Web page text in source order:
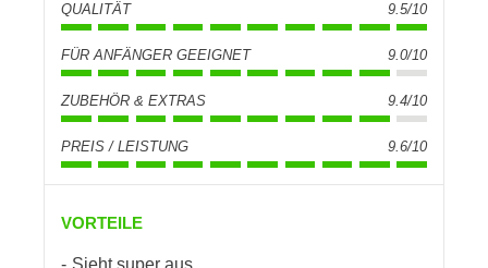
QUALITÄT 9.5/10
FÜR ANFÄNGER GEEIGNET 9.0/10
ZUBEHÖR & EXTRAS 9.4/10
PREIS / LEISTUNG 9.6/10
VORTEILE
Sieht super aus